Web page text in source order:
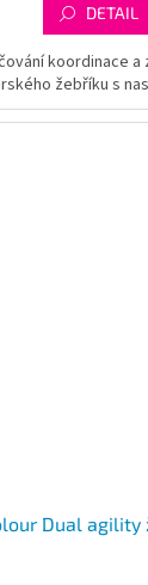
DETAIL
koordinace
žebříku s
Dual agility